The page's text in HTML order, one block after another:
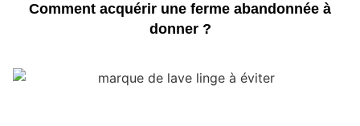
Comment acquérir une ferme abandonnée à
donner ?